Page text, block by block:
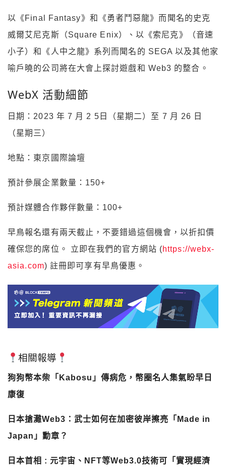
以《Final Fantasy》和《勇者鬥惡龍》而聞名的史克
威爾艾尼克斯（Square Enix）、以《索尼克》（音速
小子）和《人中之龍》系列而聞名的 SEGA 以及其他家
喻戶曉的公司將在大會上探討遊戲和 Web3 的整合。
WebX 活動細節
日期：2023 年 7 月 2 5日（星期二）至 7 月 26 日
（星期三）
地點：東京國際論壇
預計參展企業數量：150+
預計媒體合作夥伴數量：100+
早鳥報名還有兩天截止，不要錯過這個機會，以折扣價
確保您的席位。 立即在我們的官方網站 (https://webx-
asia.com) 註冊即可享有早鳥優惠。
相關報導
狗狗幣本柴「Kabosu」傳病危，幣圈名人集氣盼早日
康復
日本搶灘Web3：武士如何在加密彼岸擦亮「Made in
Japan」勳章？
日本首相 : 元宇宙、NFT等Web3.0技術可「實現經濟